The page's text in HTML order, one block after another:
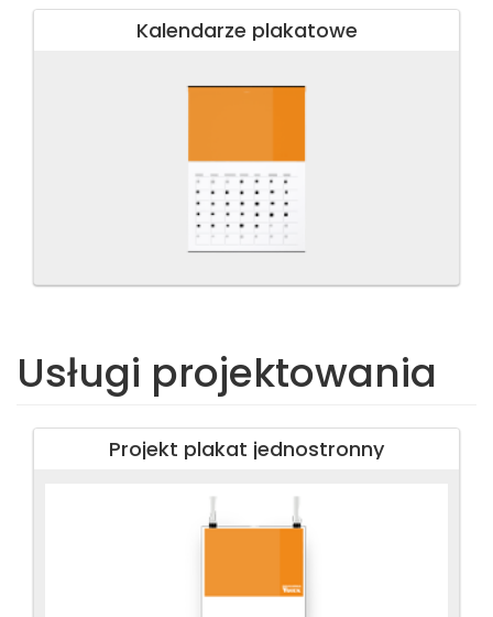
Kalendarze plakatowe
Usługi projektowania
Projekt plakat jednostronny